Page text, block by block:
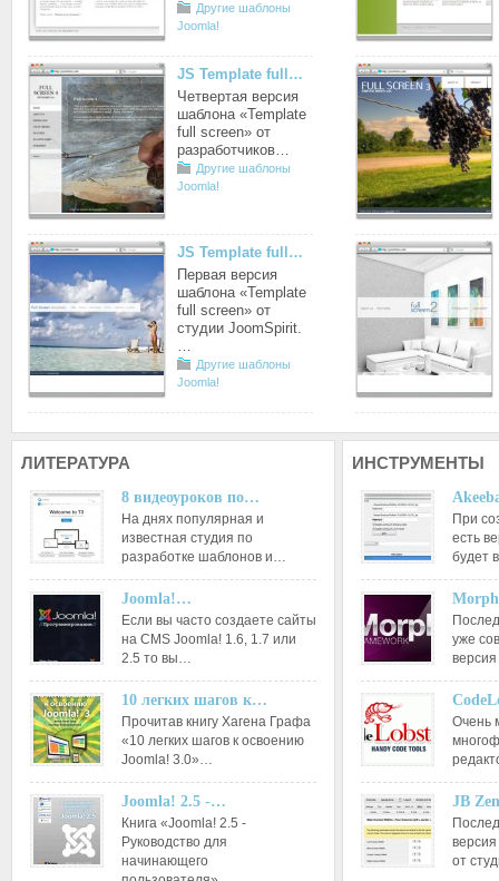
Другие шаблоны
Joomla!
JS Template full…
Четвертая версия
шаблона «Template
full screen» от
разработчиков…
Другие шаблоны
Joomla!
JS Template full…
Первая версия
шаблона «Template
full screen» от
студии JoomSpirit.
…
Другие шаблоны
Joomla!
ЛИТЕРАТУРА
8 видеоуроков по…
На днях популярная и
известная студия по
разработке шаблонов и…
Joomla!…
Если вы часто создаете сайты
на CMS Joomla! 1.6, 1.7 или
2.5 то вы…
10 легких шагов к…
Прочитав книгу Хагена Графа
«10 легких шагов к освоению
Joomla! 3.0»…
Joomla! 2.5 -…
Книга «Joomla! 2.5 -
Руководство для
начинающего
ИНСТРУМЕНТЫ
При
есть
будет
уже
Очень
JB
от